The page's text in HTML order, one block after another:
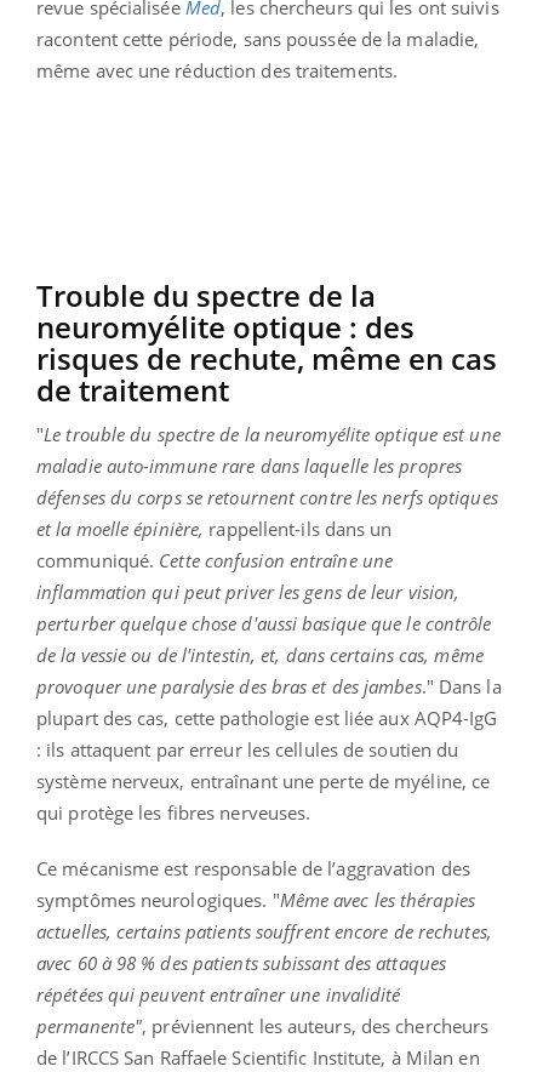
revue spécialisée Med, les chercheurs qui les ont suivis
racontent cette période, sans poussée de la maladie,
même avec une réduction des traitements.
Trouble du spectre de la
neuromyélite optique : des
risques de rechute, même en cas
de traitement
"Le trouble du spectre de la neuromyélite optique est une
maladie auto-immune rare dans laquelle les propres
défenses du corps se retournent contre les nerfs optiques
et la moelle épinière, rappellent-ils dans un
communiqué. Cette confusion entraîne une
inflammation qui peut priver les gens de leur vision,
perturber quelque chose d'aussi basique que le contrôle
de la vessie ou de l'intestin, et, dans certains cas, même
provoquer une paralysie des bras et des jambes." Dans la
plupart des cas, cette pathologie est liée aux AQP4-IgG
: ils attaquent par erreur les cellules de soutien du
système nerveux, entraînant une perte de myéline, ce
qui protège les fibres nerveuses.
Ce mécanisme est responsable de l’aggravation des
symptômes neurologiques. "Même avec les thérapies
actuelles, certains patients souffrent encore de rechutes,
avec 60 à 98 % des patients subissant des attaques
répétées qui peuvent entraîner une invalidité
permanente", préviennent les auteurs, des chercheurs
de l’IRCCS San Raffaele Scientific Institute, à Milan en